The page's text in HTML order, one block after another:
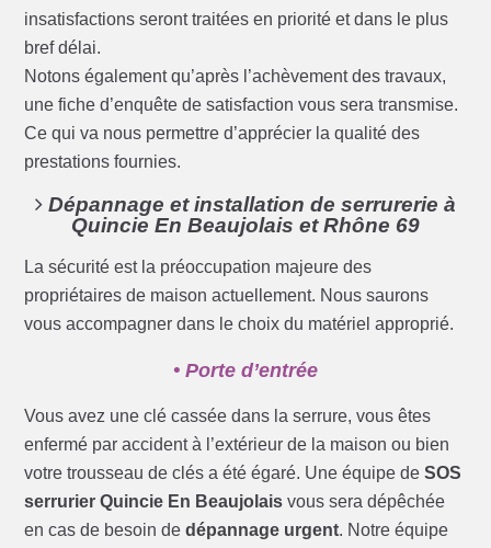
insatisfactions seront traitées en priorité et dans le plus
bref délai.
Notons également qu’après l’achèvement des travaux,
une fiche d’enquête de satisfaction vous sera transmise.
Ce qui va nous permettre d’apprécier la qualité des
prestations fournies.
Dépannage et installation de serrurerie à
Quincie En Beaujolais et Rhône 69
La sécurité est la préoccupation majeure des
propriétaires de maison actuellement. Nous saurons
vous accompagner dans le choix du matériel approprié.
• Porte d’entrée
Vous avez une clé cassée dans la serrure, vous êtes
enfermé par accident à l’extérieur de la maison ou bien
votre trousseau de clés a été égaré. Une équipe deSOS
serrurier Quincie En Beaujolais vous sera dépêchée
en cas de besoin dedépannage urgent. Notre équipe